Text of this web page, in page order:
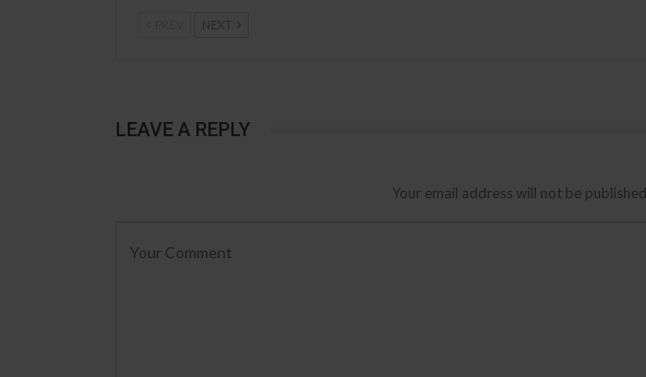
NEXT
LEAVE A REPLY
Your email address will not be